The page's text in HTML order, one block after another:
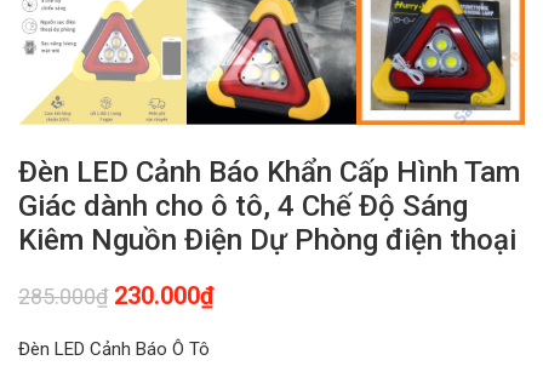
Đèn LED Cảnh Báo Khẩn Cấp Hình Tam
Giác dành cho ô tô, 4 Chế Độ Sáng
Kiêm Nguồn Điện Dự Phòng điện thoại
285.000₫ 230.000₫
Đèn LED Cảnh Báo Ô Tô